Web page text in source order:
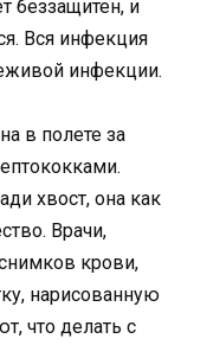
беззащитен, и
Вся инфекция
инфекции.
в полете за
хвост, она как
Врачи,
крови,
нарисованную
что делать с